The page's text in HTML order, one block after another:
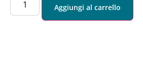
Aggiungi al carrello